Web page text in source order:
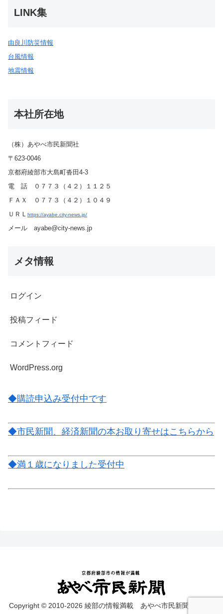
LINK集
由良川防災情報
台風情報
地震情報
本社所在地
（株）あやべ市民新聞社
〒623-0046
京都府綾部市大島町沓田4-3
電 話 ０７７３（４２）１１２５
ＦＡＸ ０７７３（４２）１０４９
ＵＲＬ https://ayabe.city-news.jp/
メール ayabe@city-news.jp
メタ情報
ログイン
投稿フィード
コメントフィード
WordPress.org
◆購読申込み受付中です
◆市民新聞、経済新聞の本お取り寄せはこちらから
◆満１歳になりました受付中
Copyright © 2010-2026 綾部の情報満載 あやべ市民新聞 on web